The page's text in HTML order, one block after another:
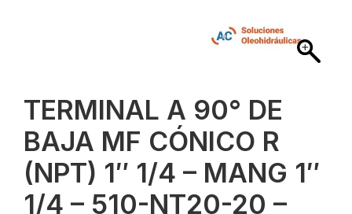
TERMINAL A 90° DE
BAJA MF CÓNICO R
(NPT) 1″ 1/4 – MANG 1″
1/4 – 510-NT20-20 –